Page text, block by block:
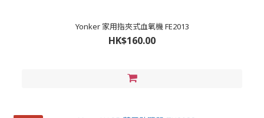
Yonker 家用指夾式血氧機 FE2013
HK$160.00